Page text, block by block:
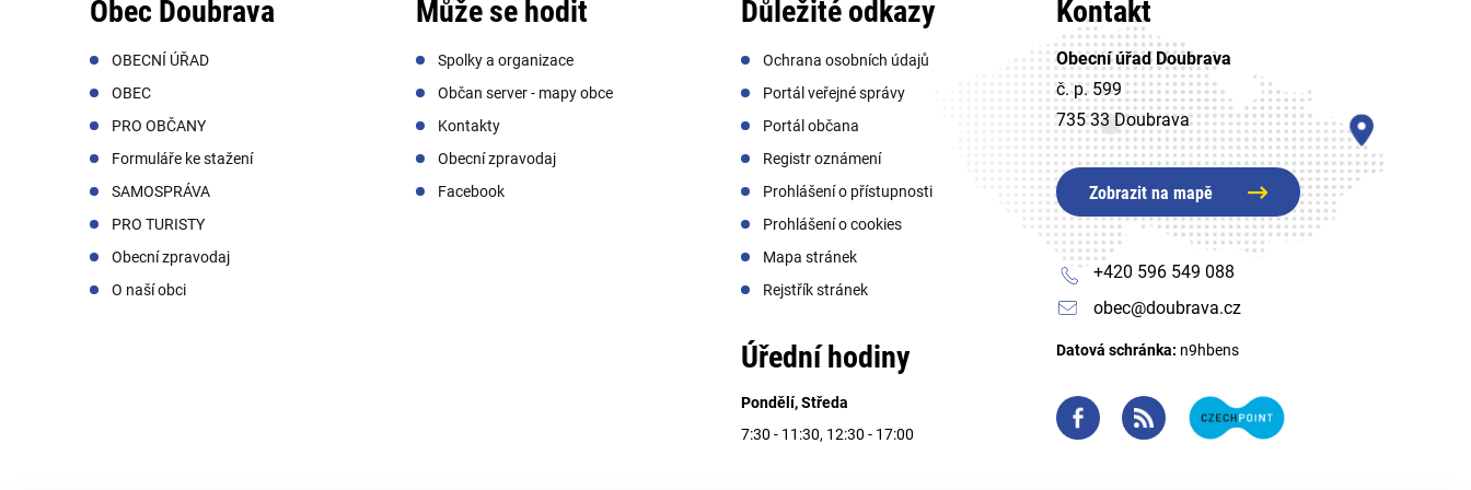
Obec Doubrava
OBECNÍ ÚŘAD
OBEC
PRO OBČANY
Formuláře ke stažení
SAMOSPRÁVA
PRO TURISTY
Obecní zpravodaj
O naší obci
Může se hodit
Spolky a organizace
Občan server - mapy obce
Kontakty
Obecní zpravodaj
Facebook
Důležité odkazy
Ochrana osobních údajů
Portál veřejné správy
Portál občana
Registr oznámení
Prohlášení o přístupnosti
Prohlášení o cookies
Mapa stránek
Rejstřík stránek
Úřední hodiny
Pondělí, Středa
7:30 - 11:30, 12:30 - 17:00
Kontakt
Obecní úřad Doubrava
č. p. 599
735 33 Doubrava
Zobrazit na mapě
+420 596 549 088
obec@doubrava.cz
Datová schránka: n9hbens